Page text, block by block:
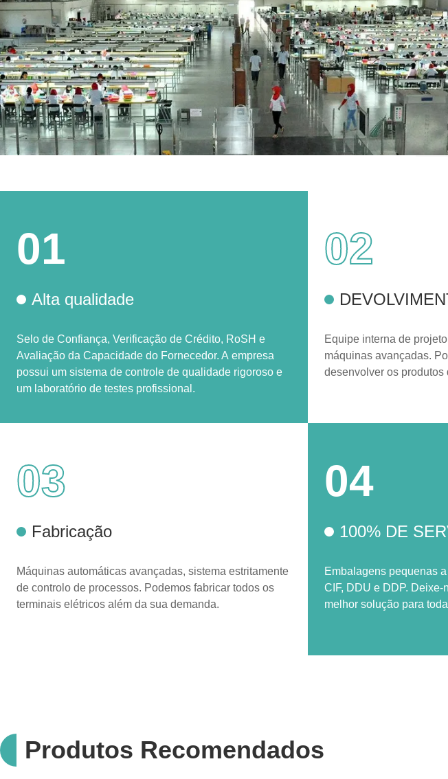
01
Alta qualidade
Selo de Confiança, Verificação de Crédito, RoSH e
Avaliação da Capacidade do Fornecedor. A empresa
possui um sistema de controle de qualidade rigoroso e
um laboratório de testes profissional.
02
Equipe interna de
máquinas avançadas.
desenvolver os produtos
03
Fabricação
Máquinas automáticas avançadas, sistema estritamente
de controlo de processos. Podemos fabricar todos os
terminais elétricos além da sua demanda.
04
100% DE
Embalagens pequenas
CIF, DDU e DDP.
melhor solução para
Produtos Recomendados